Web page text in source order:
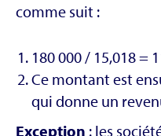
comme suit :
180 000 / 15,018 =
Ce montant est
qui donne un
Exception : les